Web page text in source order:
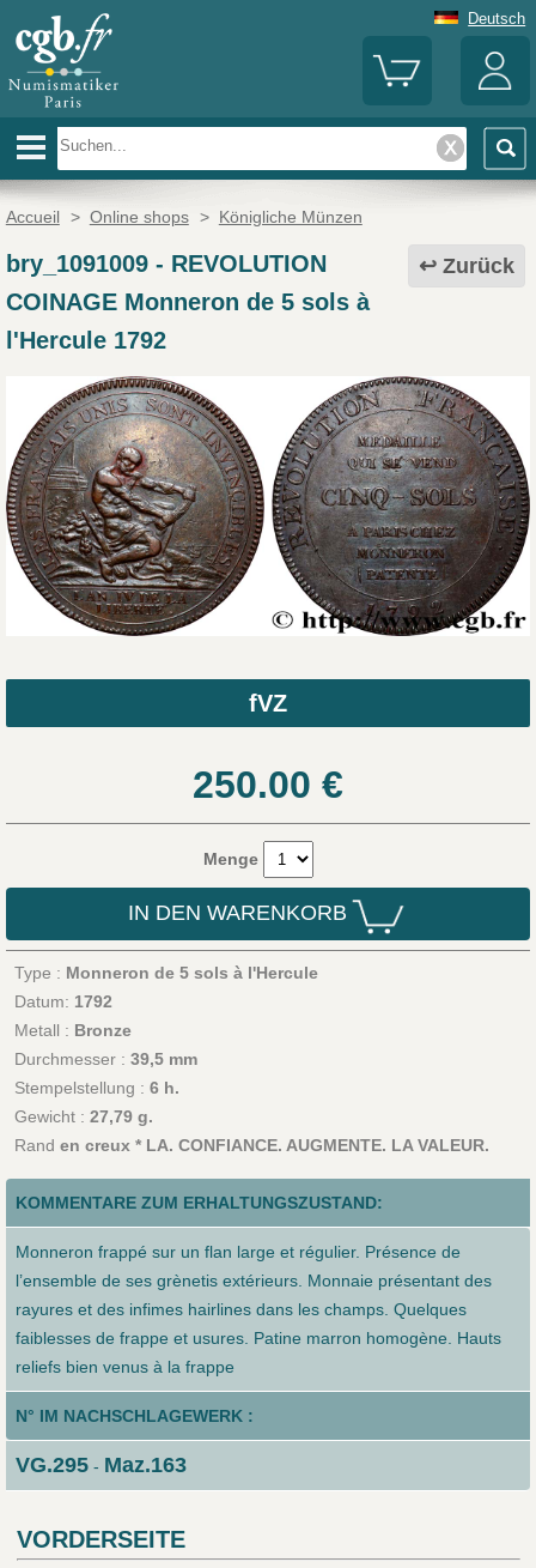
Deutsch
Accueil > Online shops > Königliche Münzen
Zurück
bry_1091009- REVOLUTION
COINAGE Monneron de 5 sols à
l'Hercule 1792
fVZ
250.00 €
Menge
IN DEN WARENKORB
Type : Monneron de 5 sols à l'Hercule
Datum: 1792
Metall : Bronze
Durchmesser : 39,5 mm
Stempelstellung : 6 h.
Gewicht : 27,79 g.
Rand en creux * LA. CONFIANCE. AUGMENTE. LA VALEUR.
KOMMENTARE ZUM ERHALTUNGSZUSTAND:
Monneron frappé sur un flan large et régulier. Présence de
l’ensemble de ses grènetis extérieurs. Monnaie présentant des
rayures et des infimes hairlines dans les champs. Quelques
faiblesses de frappe et usures. Patine marron homogène. Hauts
reliefs bien venus à la frappe
N° IM NACHSCHLAGEWERK :
VG.295- Maz.163
VORDERSEITE